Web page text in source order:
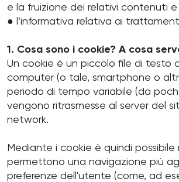
e la fruizione dei relativi contenuti e
● l’informativa relativa ai
1. Cosa sono i cookie? A cosa
Un cookie è un piccolo file di testo
computer (o tale, smartphone o
periodo di tempo variabile (da
vengono ritrasmesse al server del
network.
Mediante i cookie è quindi
permettono una navigazione più
preferenze dell'utente (come, ad